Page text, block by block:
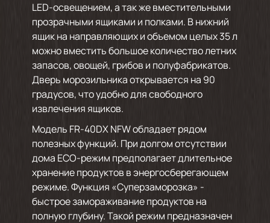
LED-освещением, а так же вместительными
прозрачными ящиками и полками. В нижний
ящик на направляющих и объемом целых 35 л
можно вместить большое количество летних
запасов, овощей, грибов и полуфабрикатов.
Дверь морозильника открывается на 90
градусов, что удобно для свободного
извлечения ящиков.
Модель FR-40DX NFW обладает рядом
полезных функций. При долгом отсутствии
дома ECO-режим предполагает длительное
хранение продуктов в энергосберегающем
режиме. Функция «Суперзаморозка» -
быстрое замораживание продуктов на
полную глубину. Такой режим предназначен